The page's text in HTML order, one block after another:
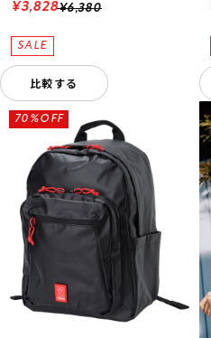
¥6,380
¥3,828
比較する
70%OFF